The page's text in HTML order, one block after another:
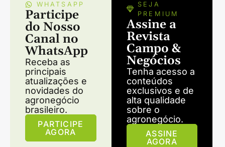
WHATSAPP
Participe
do Nosso
Canal no
WhatsApp
Receba as
principais
atualizações e
novidades do
agronegócio
brasileiro.
PARTICIPE
AGORA
SEJA
PREMIUM
Assine a
Revista
Campo &
Negócios
Tenha acesso a
conteúdos
exclusivos e de
alta qualidade
sobre o
agronegócio.
ASSINE
AGORA